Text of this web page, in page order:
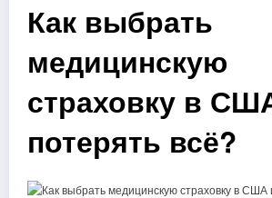
Как выбрать
медицинскую
страховку в
потерять всё?